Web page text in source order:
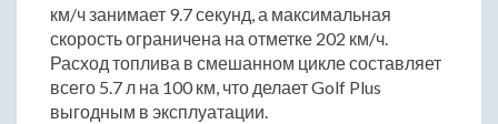
км/ч занимает 9.7 секунд, а максимальная
скорость ограничена на отметке 202 км/ч.
Расход топлива в смешанном цикле составляет
всего 5.7 л на 100 км, что делает Golf Plus
выгодным в эксплуатации.